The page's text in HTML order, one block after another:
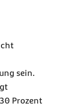
sein.
Prozent